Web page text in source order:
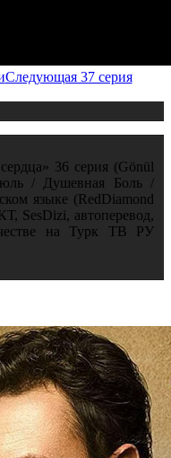
Следующая 37 серия
36 серия (Gönül
/ Душевная Боль /
языке (RedDiamond
SesDizi, автоперевод,
на Турк ТВ РУ